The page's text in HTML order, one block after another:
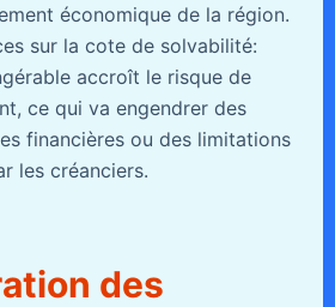
économique de la région.
sur la cote de solvabilité:
accroît le risque de
ce qui va engendrer des
financières ou des limitations
les créanciers.
des